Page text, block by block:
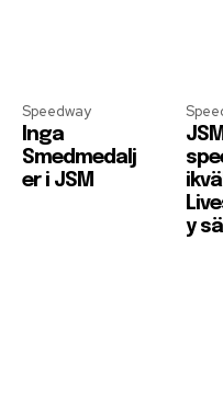
Speedway
Inga
Smedmedalj
er i JSM
y